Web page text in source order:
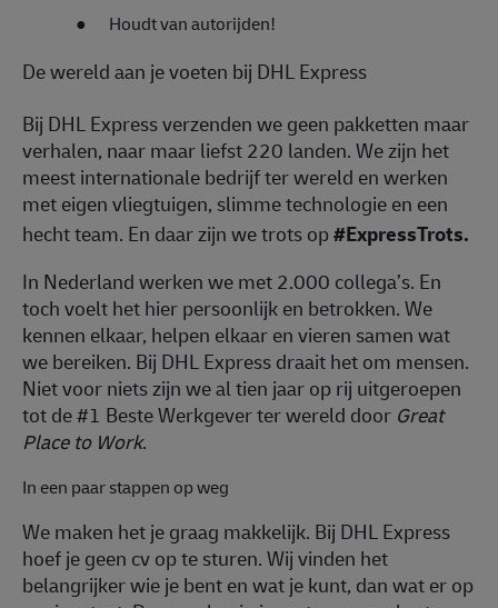
●
Houdt van autorijden!
De wereld aan je voeten bij DHL Express
Bij DHL Express verzenden we geen pakketten maar
verhalen, naar maar liefst 220 landen. We zijn het
meest internationale bedrijf ter wereld en werken
met eigen vliegtuigen, slimme technologie en een
hecht team. En daar zijn we trots op#ExpressTrots.
In Nederland werken we met 2.000 collega’s. En
toch voelt het hier persoonlijk en betrokken. We
kennen elkaar, helpen elkaar en vieren samen wat
we bereiken. Bij DHL Express draait het om mensen.
Niet voor niets zijn we al tien jaar op rij uitgeroepen
tot de #1 Beste Werkgever ter wereld door Great
Place to Work.
In een paar stappen op weg
We maken het je graag makkelijk. Bij DHL Express
hoef je geen cv op te sturen. Wij vinden het
belangrijker wie je bent en wat je kunt, dan wat er op